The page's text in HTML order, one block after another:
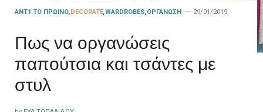
ANT1 TO ΠΡΩΙΝΟ,DECORATE,WARDROBES,ΟΡΓΆΝΩΣΗ 29/01/2019
Πως να οργανώσεις
παπούτσια και τσάντες με
στυλ